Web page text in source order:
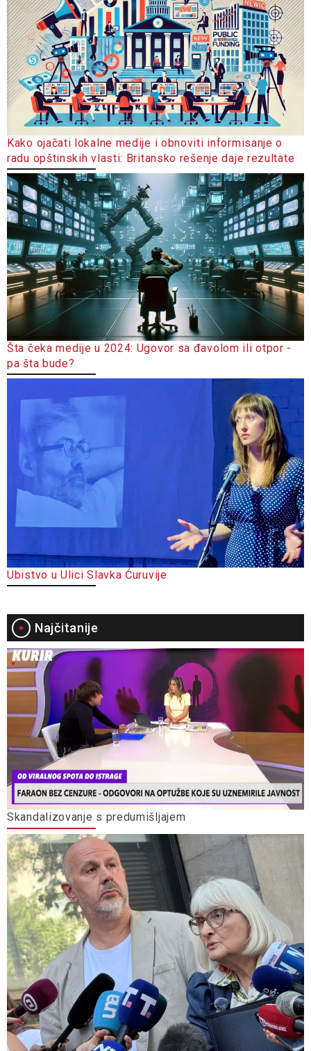
Kako ojačati lokalne medije i obnoviti informisanje o
radu opštinskih vlasti: Britansko rešenje daje rezultate
Šta čeka medije u 2024: Ugovor sa đavolom ili otpor -
pa šta bude?
Ubistvo u Ulici Slavka Ćuruvije
Najčitanije
Skandalizovanje s predumišljajem